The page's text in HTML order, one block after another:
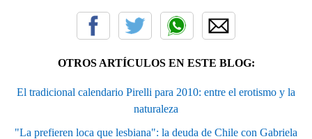
OTROS ARTÍCULOS EN ESTE BLOG:
El tradicional calendario Pirelli para 2010: entre el erotismo y la
naturaleza
"La prefieren loca que lesbiana": la deuda de Chile con Gabriela